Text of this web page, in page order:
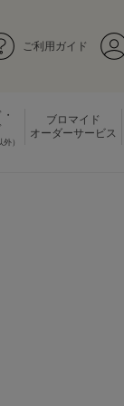
ご利用ガイド
）
ブロマイド
オーダーサービス